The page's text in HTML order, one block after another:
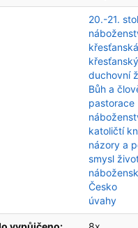
20.-21.
duchovní
Bůh a
pastorace
katoličtí
názory a
smysl
Česko
úvahy